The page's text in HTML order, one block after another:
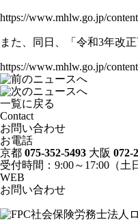
https://www.mhlw.go.jp/
また、同日、「令和3年改
https://www.mhlw.go.jp/
一覧に戻る
Contact
お問い合わせ
お電話
京都 075-352-5493 大阪 072-
受付時間：9:00～17:00（土
WEB
お問い合わせ